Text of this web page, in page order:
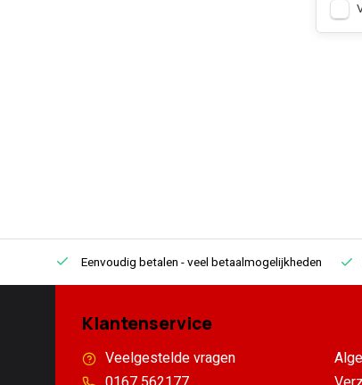
Eenvoudig betalen - veel betaalmogelijkheden
Klantenservice
Veelgestelde vragen